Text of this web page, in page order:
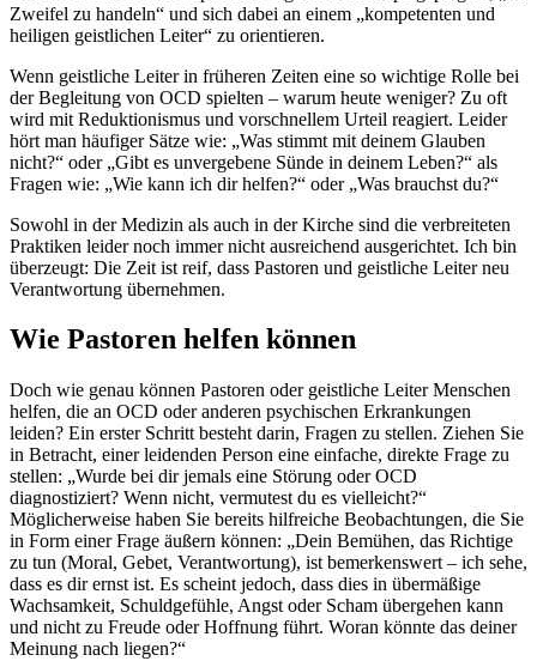
Zweifel zu handeln“ und sich dabei an einem „kompetenten und
heiligen geistlichen Leiter“ zu orientieren.
Wenn geistliche Leiter in früheren Zeiten eine so wichtige Rolle bei
der Begleitung von OCD spielten – warum heute weniger? Zu oft
wird mit Reduktionismus und vorschnellem Urteil reagiert. Leider
hört man häufiger Sätze wie: „Was stimmt mit deinem Glauben
nicht?“ oder „Gibt es unvergebene Sünde in deinem Leben?“ als
Fragen wie: „Wie kann ich dir helfen?“ oder „Was brauchst du?“
Sowohl in der Medizin als auch in der Kirche sind die verbreiteten
Praktiken leider noch immer nicht ausreichend ausgerichtet. Ich bin
überzeugt: Die Zeit ist reif, dass Pastoren und geistliche Leiter neu
Verantwortung übernehmen.
Wie Pastoren helfen können
Doch wie genau können Pastoren oder geistliche Leiter Menschen
helfen, die an OCD oder anderen psychischen Erkrankungen
leiden? Ein erster Schritt besteht darin, Fragen zu stellen. Ziehen Sie
in Betracht, einer leidenden Person eine einfache, direkte Frage zu
stellen: „Wurde bei dir jemals eine Störung oder OCD
diagnostiziert? Wenn nicht, vermutest du es vielleicht?“
Möglicherweise haben Sie bereits hilfreiche Beobachtungen, die Sie
in Form einer Frage äußern können: „Dein Bemühen, das Richtige
zu tun (Moral, Gebet, Verantwortung), ist bemerkenswert – ich sehe,
dass es dir ernst ist. Es scheint jedoch, dass dies in übermäßige
Wachsamkeit, Schuldgefühle, Angst oder Scham übergehen kann
und nicht zu Freude oder Hoffnung führt. Woran könnte das deiner
Meinung nach liegen?“